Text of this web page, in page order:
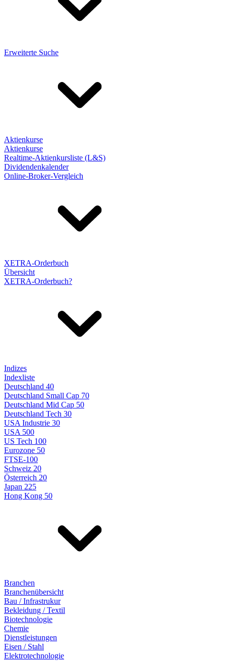
Erweiterte Suche
Aktienkurse
Aktienkurse
Realtime-Aktienkursliste (L&S)
Dividendenkalender
Online-Broker-Vergleich
XETRA-Orderbuch
Übersicht
XETRA-Orderbuch?
Indizes
Indexliste
Deutschland 40
Deutschland Small Cap 70
Deutschland Mid Cap 50
Deutschland Tech 30
USA Industrie 30
USA 500
US Tech 100
Eurozone 50
FTSE-100
Schweiz 20
Österreich 20
Japan 225
Hong Kong 50
Branchen
Branchenübersicht
Bau / Infrastrukur
Bekleidung / Textil
Biotechnologie
Chemie
Dienstleistungen
Eisen / Stahl
Elektrotechnologie